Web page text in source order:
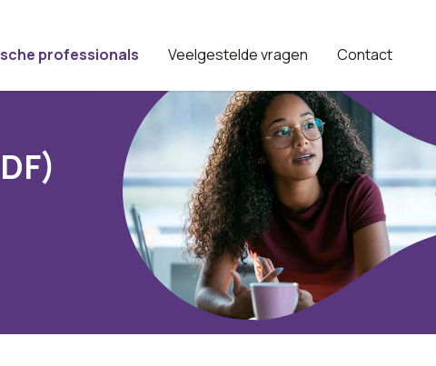
professionals Veelgestelde vragen Contact